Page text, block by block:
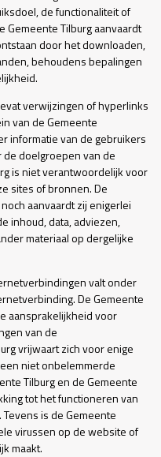
de functionaliteit of
Gemeente Tilburg aanvaardt
door het downloaden,
behoudens bepalingen
verwijzingen of hyperlinks
van de Gemeente
informatie van de gebruikers
doelgroepen van de
is niet verantwoordelijk voor
sites of bronnen. De
aanvaardt zij enigerlei
inhoud, data, adviezen,
materiaal op dergelijke
valt onder
De Gemeente
aansprakelijkheid voor
van de
vrijwaart zich voor enige
niet onbelemmerde
Tilburg en de Gemeente
tot het functioneren van
is de Gemeente
virussen op de website of
maakt.